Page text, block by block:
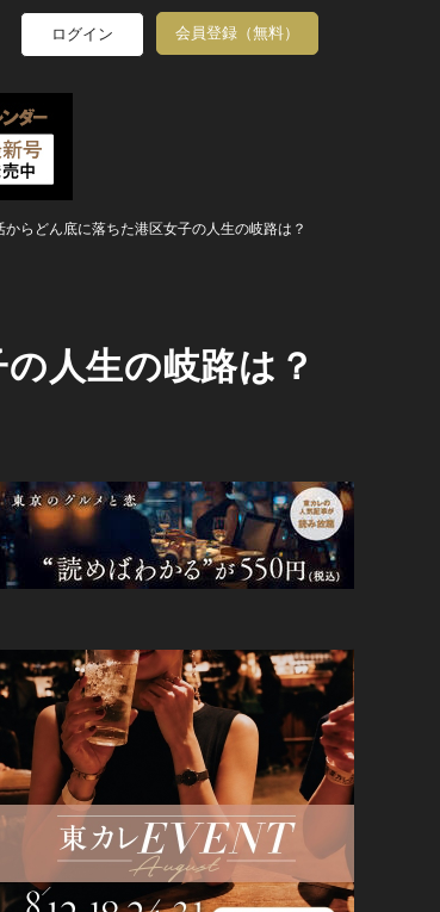
ログイン 会員登録（無料）
からどん底に落ちた港区女子の人生の岐路は？
人生の岐路は？